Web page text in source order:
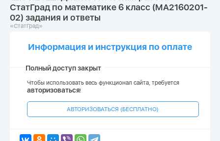
СтатГрад по математике 6 класс (МА2160201-
02) задания и ответы
«СтатГрад»
Информация и инструкция по оплате
Полный доступ закрыт
Чтобы использовать весь функционал сайта, требуется
авторизоваться!
АВТОРИЗОВАТЬСЯ (БЕСПЛАТНО)